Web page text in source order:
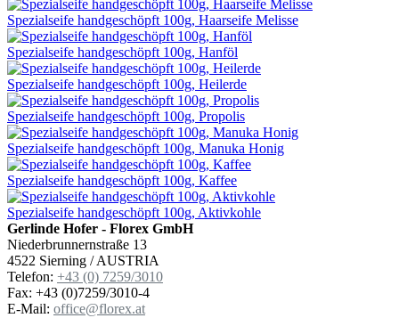
Spezialseife handgeschöpft 100g, Haarseife Melisse
Spezialseife handgeschöpft 100g, Hanföl
Spezialseife handgeschöpft 100g, Heilerde
Spezialseife handgeschöpft 100g, Propolis
Spezialseife handgeschöpft 100g, Manuka Honig
Spezialseife handgeschöpft 100g, Kaffee
Spezialseife handgeschöpft 100g, Aktivkohle
Gerlinde Hofer - Florex GmbH
Niederbrunnernstraße 13
4522 Sierning / AUSTRIA
Telefon: +43 (0) 7259/3010
Fax: +43 (0)7259/3010-4
E-Mail: office@florex.at